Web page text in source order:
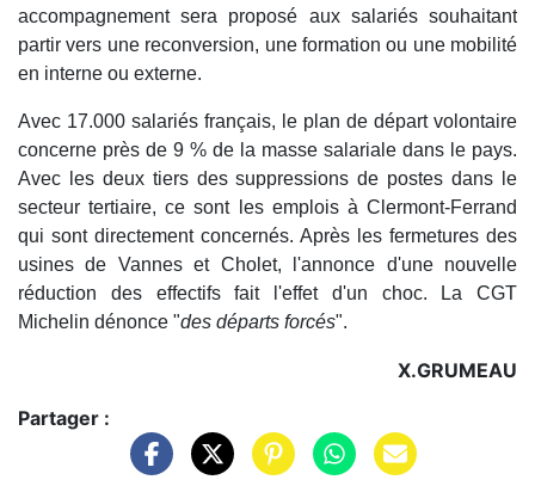
accompagnement sera proposé aux salariés souhaitant
partir vers une reconversion, une formation ou une mobilité
en interne ou externe.
Avec 17.000 salariés français, le plan de départ volontaire
concerne près de 9 % de la masse salariale dans le pays.
Avec les deux tiers des suppressions de postes dans le
secteur tertiaire, ce sont les emplois à Clermont-Ferrand
qui sont directement concernés. Après les fermetures des
usines de Vannes et Cholet, l'annonce d'une nouvelle
réduction des effectifs fait l'effet d'un choc. La CGT
Michelin dénonce "des départs forcés".
X.GRUMEAU
Partager :